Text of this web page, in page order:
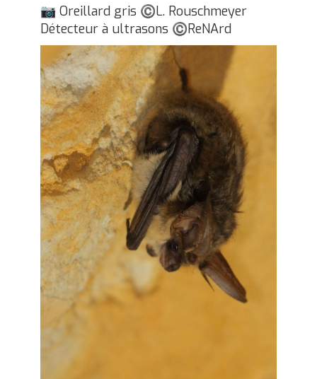
📷 Oreillard gris ©L. Rouschmeyer
Détecteur à ultrasons ©ReNArd